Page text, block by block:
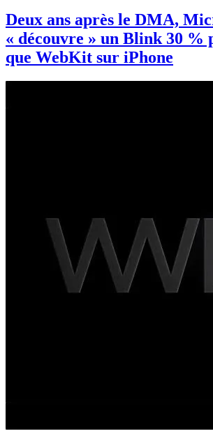
Deux ans après le DMA,
« découvre » un Blink 30 %
que WebKit sur iPhone